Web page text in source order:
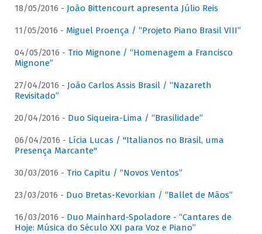
18/05/2016 - João Bittencourt apresenta Júlio Reis
11/05/2016 - Miguel Proença / “Projeto Piano Brasil VIII”
04/05/2016 - Trio Mignone / “Homenagem a Francisco
Mignone”
27/04/2016 - João Carlos Assis Brasil / “Nazareth
Revisitado”
20/04/2016 - Duo Siqueira-Lima / “Brasilidade”
06/04/2016 - Lícia Lucas / "Italianos no Brasil, uma
Presença Marcante"
30/03/2016 - Trio Capitu / “Novos Ventos”
23/03/2016 - Duo Bretas-Kevorkian / “Ballet de Mãos”
16/03/2016 - Duo Mainhard-Spoladore - “Cantares de
Hoje: Música do Século XXI para Voz e Piano”